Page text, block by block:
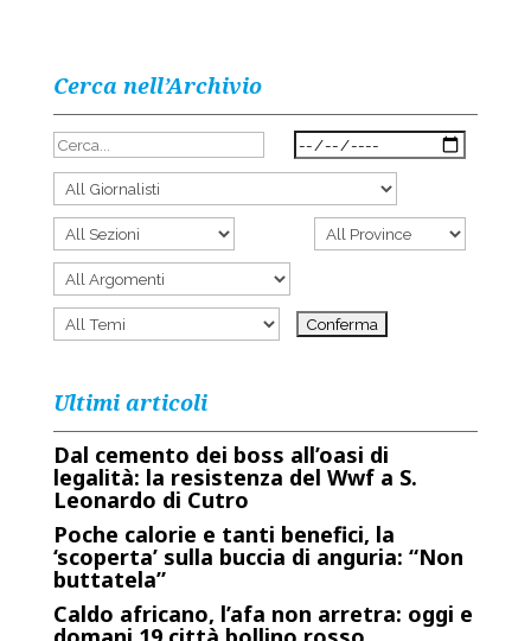
Cerca nell’Archivio
Ultimi articoli
Dal cemento dei boss all’oasi di
legalità: la resistenza del Wwf a S.
Leonardo di Cutro
Poche calorie e tanti benefici, la
‘scoperta’ sulla buccia di anguria: “Non
buttatela”
Caldo africano, l’afa non arretra: oggi e